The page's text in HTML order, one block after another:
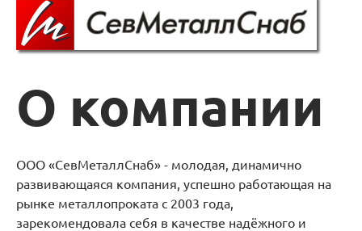
О компании
ООО «СевМеталлСнаб» - молодая, динамично
развивающаяся компания, успешно работающая на
рынке металлопроката с 2003 года,
зарекомендовала себя в качестве надёжного и